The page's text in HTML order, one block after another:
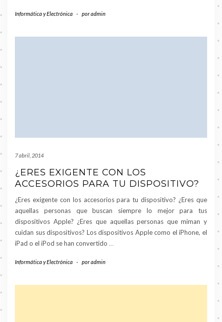
Informática y Electrónica - poradmin
7 abril, 2014
¿ERES EXIGENTE CON LOS
ACCESORIOS PARA TU DISPOSITIVO?
¿Eres exigente con los accesorios para tu dispositivo? ¿Eres que
aquellas personas que buscan siempre lo mejor para tus
dispositivos Apple? ¿Eres que aquellas personas que miman y
cuidan sus dispositivos? Los dispositivos Apple como el iPhone, el
iPad o el iPod se han convertido …
Informática y Electrónica - poradmin